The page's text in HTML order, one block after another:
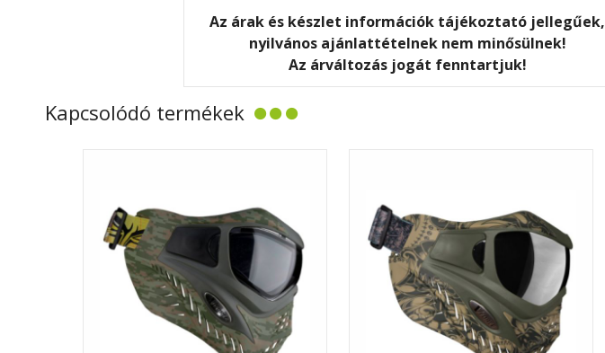
Az árak és készlet információk tájékoztató jellegűek,
nyilvános ajánlattételnek nem minősülnek!
Az árváltozás jogát fenntartjuk!
Kapcsolódó termékek